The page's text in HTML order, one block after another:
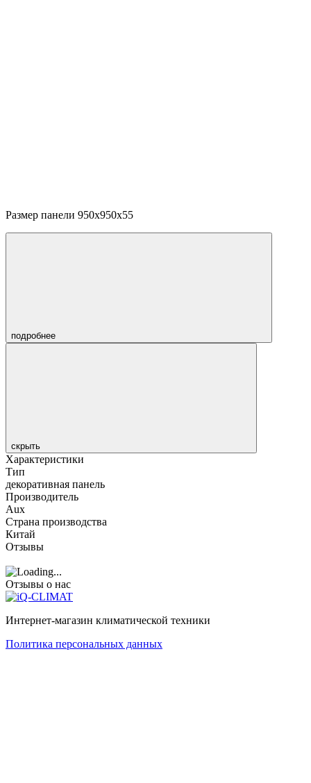
Размер панели 950х950х55
подробнее
скрыть
Характеристики
Тип
декоративная панель
Производитель
Aux
Страна производства
Китай
Отзывы
Отзывы о нас
Интернет-магазин климатической техники
Политика персональных данных